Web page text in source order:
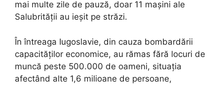
mai multe zile de pauză, doar 11 mașini ale
Salubrității au ieșit pe străzi.
În întreaga Iugoslavie, din cauza bombardării
capacităților economice, au rămas fără locuri de
muncă peste 500.000 de oameni, situația
afectând alte 1,6 milioane de persoane,